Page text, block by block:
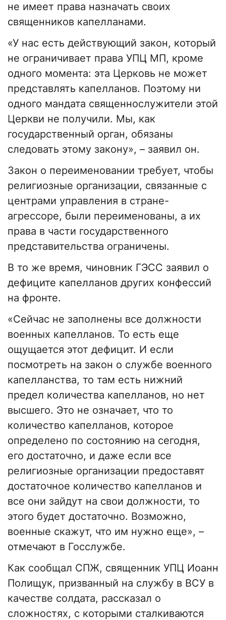
не имеет права назначать своих
священников капелланами.
«У нас есть действующий закон, который
не ограничивает права УПЦ МП, кроме
одного момента: эта Церковь не может
представлять капелланов. Поэтому ни
одного мандата священнослужители этой
Церкви не получили. Мы, как
государственный орган, обязаны
следовать этому закону», – заявил он.
Закон о переименовании требует, чтобы
религиозные организации, связанные с
центрами управления в стране-
агрессоре, были переименованы, а их
права в части государственного
представительства ограничены.
В то же время, чиновник ГЭСС заявил о
дефиците капелланов других конфессий
на фронте.
«Сейчас не заполнены все должности
военных капелланов. То есть еще
ощущается этот дефицит. И если
посмотреть на закон о службе военного
капелланства, то там есть нижний
предел количества капелланов, но нет
высшего. Это не означает, что то
количество капелланов, которое
определено по состоянию на сегодня,
его достаточно, и даже если все
религиозные организации предоставят
достаточное количество капелланов и
все они зайдут на свои должности, то
этого будет достаточно. Возможно,
военные скажут, что им нужно еще», –
отмечают в Госслужбе.
Как сообщал СПЖ, священник УПЦ Иоанн
Полищук, призванный на службу в ВСУ в
качестве солдата, рассказал о
сложностях, с которыми сталкиваются